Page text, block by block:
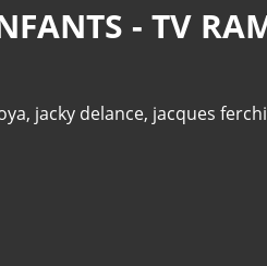
- TV
, jacky delance, jacques